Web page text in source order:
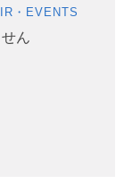
・EVENTS
ん